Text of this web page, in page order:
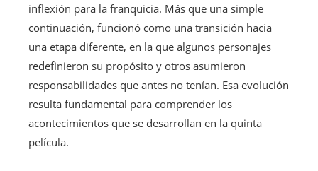
inflexión para la franquicia. Más que una simple
continuación, funcionó como una transición hacia
una etapa diferente, en la que algunos personajes
redefinieron su propósito y otros asumieron
responsabilidades que antes no tenían. Esa evolución
resulta fundamental para comprender los
acontecimientos que se desarrollan en la quinta
película.